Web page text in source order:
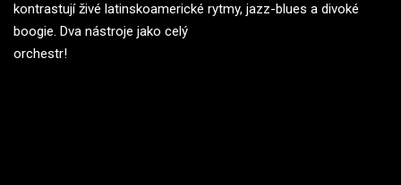
kontrastují živé latinskoamerické rytmy, jazz-blues a divoké
boogie. Dva nástroje jako celý
orchestr!